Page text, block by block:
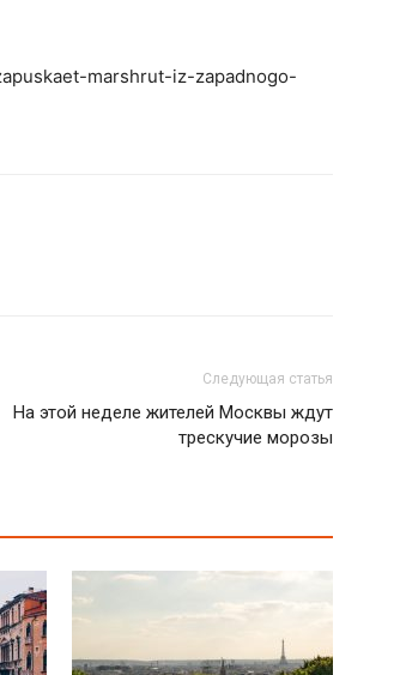
marshrut-iz-zapadnogo-
Следующая статья
На этой неделе жителей Москвы ждут
трескучие морозы